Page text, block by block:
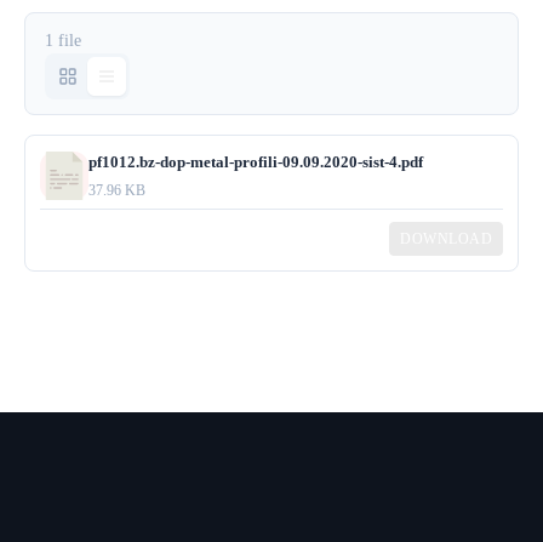
1 file
pf1012.bz-dop-metal-profili-09.09.2020-sist-4.pdf
37.96 KB